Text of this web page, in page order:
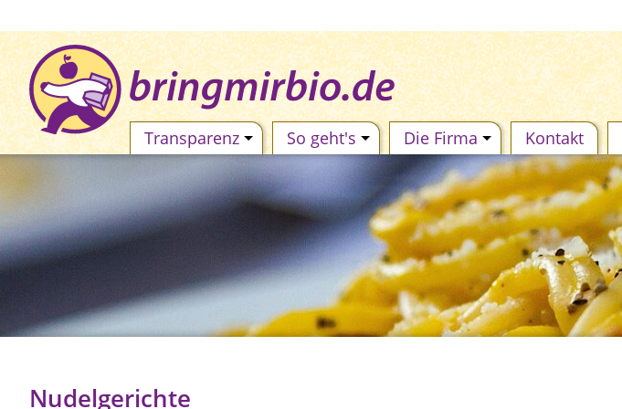
Transparenz So geht's Die Firma Kontakt
Nudelgerichte